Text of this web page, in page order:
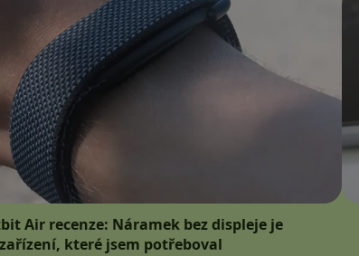
Air recenze: Náramek bez displeje je
které jsem potřeboval